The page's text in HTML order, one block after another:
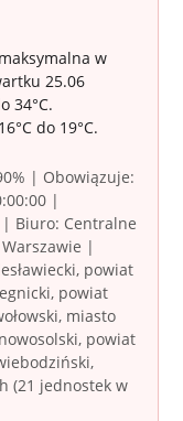
w
25.06
34°C.
do 19°C.
| Obowiązuje:
|
| Biuro: Centralne
|
powiat
powiat
miasto
powiat
(21 jednostek w